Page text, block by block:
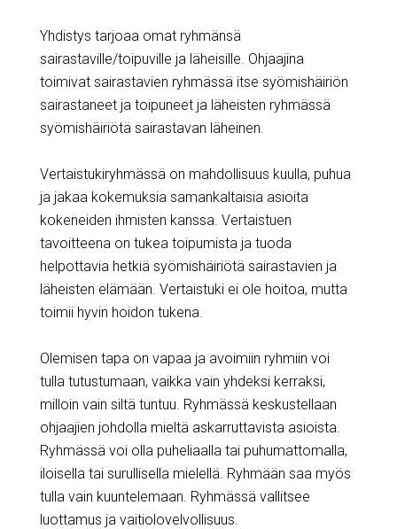
Yhdistys tarjoaa omat ryhmänsä
sairastaville/toipuville ja läheisille. Ohjaajina
toimivat sairastavien ryhmässä itse syömishäiriön
sairastaneet ja toipuneet ja läheisten ryhmässä
syömishäiriötä sairastavan läheinen.
Vertaistukiryhmässä on mahdollisuus kuulla, puhua
ja jakaa kokemuksia samankaltaisia asioita
kokeneiden ihmisten kanssa. Vertaistuen
tavoitteena on tukea toipumista ja tuoda
helpottavia hetkiä syömishäiriötä sairastavien ja
läheisten elämään. Vertaistuki ei ole hoitoa, mutta
toimii hyvin hoidon tukena.
Olemisen tapa on vapaa ja avoimiin ryhmiin voi
tulla tutustumaan, vaikka vain yhdeksi kerraksi,
milloin vain siltä tuntuu. Ryhmässä keskustellaan
ohjaajien johdolla mieltä askarruttavista asioista.
Ryhmässä voi olla puheliaalla tai puhumattomalla,
iloisella tai surullisella mielellä. Ryhmään saa myös
tulla vain kuuntelemaan. Ryhmässä vallitsee
luottamus ja vaitiolovelvollisuus.